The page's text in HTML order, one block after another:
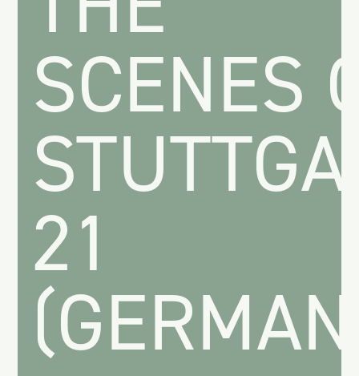
SCENES
21